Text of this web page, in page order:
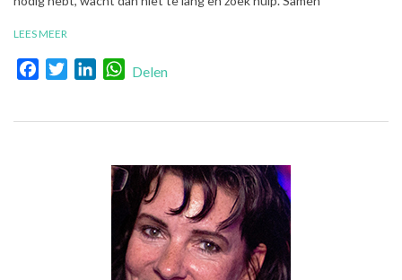
LEES MEER
FacebookTwitterLinkedInWhatsApp
Delen